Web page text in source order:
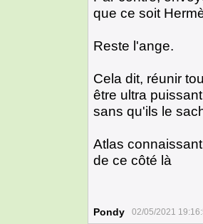
que ce soit
Reste l'ange.
Cela dit, réunir
être ultra
sans qu'ils le
Atlas
de ce côté là
Pondy 02/05/2021